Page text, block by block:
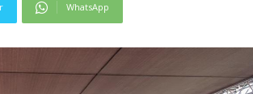
WhatsApp